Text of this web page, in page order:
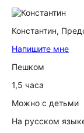
Константин,
Напишите мне
Пешком
1,5 часа
Можно с детьми
На русском